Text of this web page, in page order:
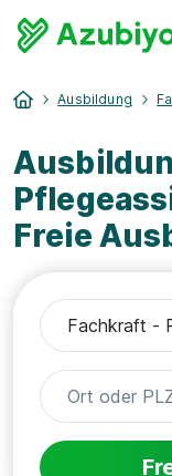
Ausbildung
Freie